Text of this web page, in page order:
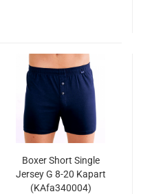
Boxer Short Single
Jersey G 8-20 Kapart
(KAfa340004)